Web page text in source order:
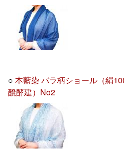
○本藍染 バラ柄ショール（絹
醗酵建）No2